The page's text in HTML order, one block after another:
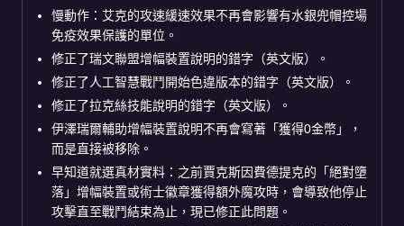
慢動作：艾克的攻速緩速效果不再會影響有水銀兜帽控場
免疫效果保護的單位。
修正了瑞文聯盟增幅裝置說明的錯字（英文版）。
修正了人工智慧戰鬥開始色違版本的錯字（英文版）。
修正了拉克絲技能說明的錯字（英文版）。
伊澤瑞爾輔助增幅裝置說明不再會寫著「獲得0金幣」，
而是直接被移除。
早知道就選真材實料：之前賈克斯因費德提克的「絕對墮
落」增幅裝置或術士徽章獲得額外魔攻時，會導致他停止
攻擊直至戰鬥結束為止，現已修正此問題。